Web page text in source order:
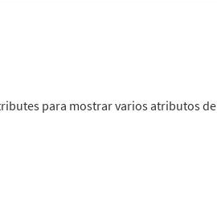
para mostrar varios atributos